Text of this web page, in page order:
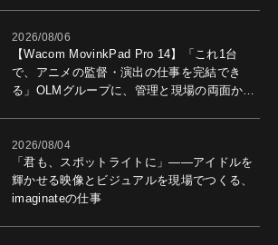
2026/08/06
【Wacom MovinkPad Pro 14】「これ1台
で、アニメの監督・演出の仕事を完結でき
る」OLMグループに、管理と現場の両面から
2026/08/04
「君も、スポットライトに」――アイドルを
輝かせる映像とビジュアルを現場でつくる、
imaginateの仕事